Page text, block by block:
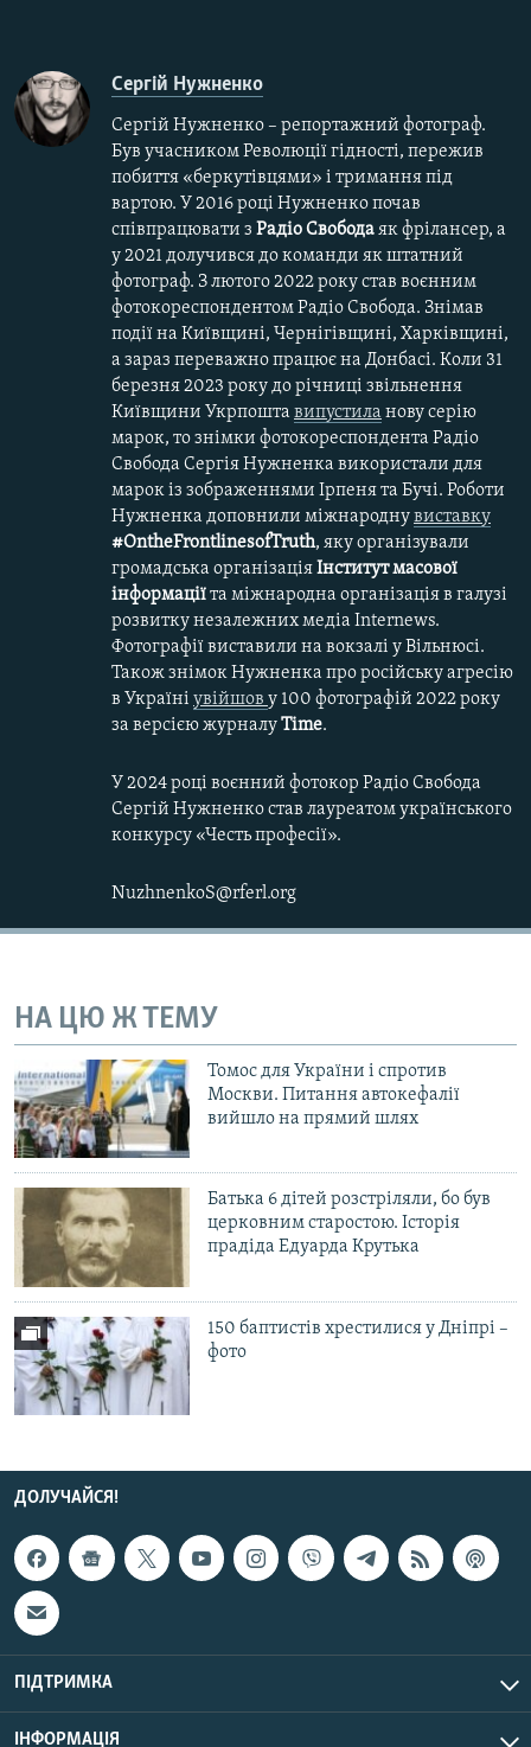
Сергій Нужненко
Сергій Нужненко – репортажний фотограф.
Був учасником Революції гідності, пережив
побиття «беркутівцями» і тримання під
вартою. У 2016 році Нужненко почав
співпрацювати з Радіо Свободаяк фрілансер, а
у 2021 долучився до команди як штатний
фотограф. З лютого 2022 року став воєнним
фотокореспондентом Радіо Свобода. Знімав
події на Київщині, Чернігівщині, Харківщині,
а зараз переважно працює на Донбасі. Коли 31
березня 2023 року до річниці звільнення
Київщини Укрпошта випустила нову серію
марок, то знімки фотокореспондента Радіо
Свобода Сергія Нужненка використали для
марок із зображеннями Ірпеня та Бучі. Роботи
Нужненка доповнили міжнароднувиставку
#OntheFrontlinesofTruth, яку організували
громадська організаціяІнститут масової
інформаціїта міжнародна організація в галузі
розвитку незалежних медіа Internews.
Фотографії виставили на вокзалі у Вільнюсі.
Також знімок Нужненка про російську агресію
в Україні увійшов у 100 фотографій 2022 року
за версією журналуTime.
У 2024 році воєнний фотокор Радіо Свобода
Сергій Нужненко став лауреатом українського
конкурсу «Честь професії».
NuzhnenkoS@rferl.org
НА ЦЮ Ж ТЕМУ
Томос для України і спротив
Москви. Питання автокефалії
вийшло на прямий шлях
Батька 6 дітей розстріляли, бо був
церковним старостою. Історія
прадіда Едуарда Крутька
150 баптистів хрестилися у Дніпрі –
фото
ДОЛУЧАЙСЯ!
ПІДТРИМКА
ІНФОРМАЦІЯ